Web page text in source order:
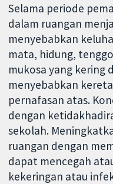
Selama periode
dalam ruangan
menyebabkan
mata, hidung,
mukosa yang kering
menyebabkan
pernafasan atas.
dengan
sekolah.
ruangan dengan
dapat mencegah
kekeringan atau